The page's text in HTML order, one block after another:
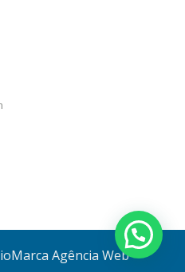
Agência Web